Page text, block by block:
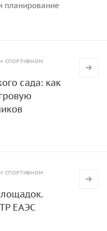
планирование
СПОРТИВНОМ
сада: как
СПОРТИВНОМ
ЕАЭС